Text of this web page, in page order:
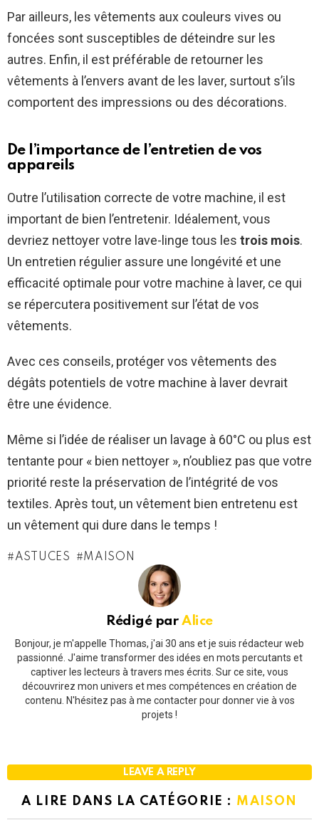
Par ailleurs, les vêtements aux couleurs vives ou
foncées sont susceptibles de déteindre sur les
autres. Enfin, il est préférable de retourner les
vêtements à l’envers avant de les laver, surtout s’ils
comportent des impressions ou des décorations.
De l’importance de l’entretien de vos
appareils
Outre l’utilisation correcte de votre machine, il est
important de bien l’entretenir. Idéalement, vous
devriez nettoyer votre lave-linge tous les trois mois.
Un entretien régulier assure une longévité et une
efficacité optimale pour votre machine à laver, ce qui
se répercutera positivement sur l’état de vos
vêtements.
Avec ces conseils, protéger vos vêtements des
dégâts potentiels de votre machine à laver devrait
être une évidence.
Même si l’idée de réaliser un lavage à 60°C ou plus est
tentante pour « bien nettoyer », n’oubliez pas que votre
priorité reste la préservation de l’intégrité de vos
textiles. Après tout, un vêtement bien entretenu est
un vêtement qui dure dans le temps !
ASTUCES MAISON
Rédigé parAlice
Bonjour, je m'appelle Thomas, j'ai 30 ans et je suis rédacteur web
passionné. J'aime transformer des idées en mots percutants et
captiver les lecteurs à travers mes écrits. Sur ce site, vous
découvrirez mon univers et mes compétences en création de
contenu. N'hésitez pas à me contacter pour donner vie à vos
projets !
LEAVE A REPLY
A LIRE DANS LA CATÉGORIE : MAISON